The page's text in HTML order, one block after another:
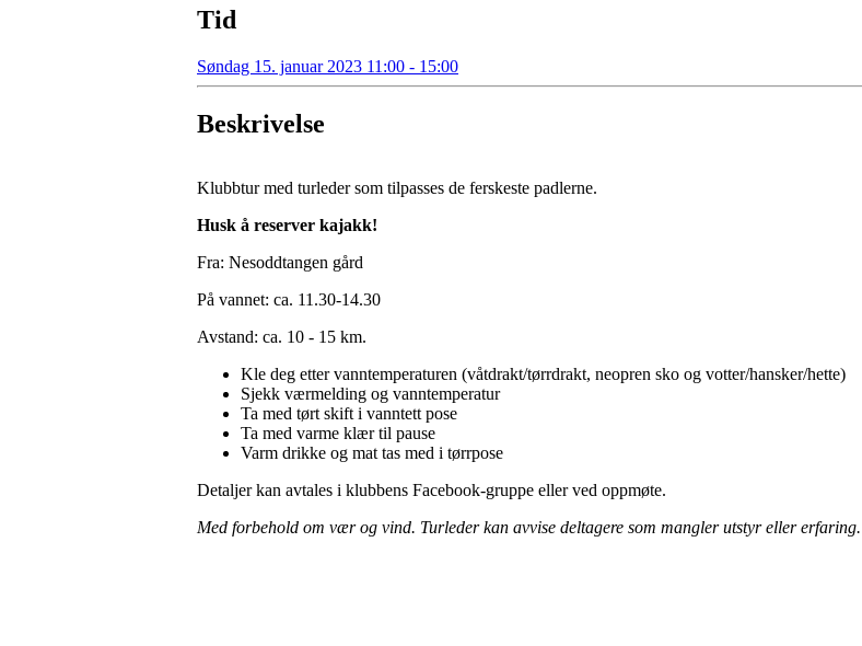
Tid
Søndag 15. januar 2023 11:00 - 15:00
Beskrivelse
Klubbtur med turleder som tilpasses de ferskeste padlerne.
Husk å reserver kajakk!
Fra: Nesoddtangen gård
På vannet: ca. 11.30-14.30
Avstand: ca. 10 - 15 km.
Kle deg etter vanntemperaturen (våtdrakt/tørrdrakt, neopren sko og votter/hansker/hette)
Sjekk værmelding og vanntemperatur
Ta med tørt skift i vanntett pose
Ta med varme klær til pause
Varm drikke og mat tas med i tørrpose
Detaljer kan avtales i klubbens Facebook-gruppe eller ved oppmøte.
Med forbehold om vær og vind. Turleder kan avvise deltagere som mangler utstyr eller erfaring.